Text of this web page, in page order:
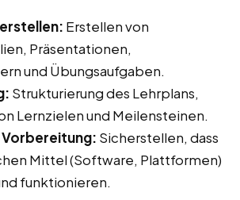
Erstellen von
Präsentationen,
und Übungsaufgaben.
Strukturierung des Lehrplans,
Lernzielen und Meilensteinen.
Vorbereitung: Sicherstellen, dass
Mittel (Software, Plattformen)
funktionieren.